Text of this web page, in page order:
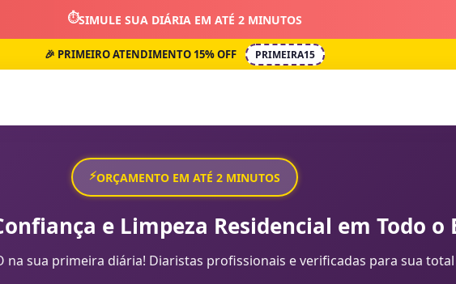
⏱️SIMULE SUA DIÁRIA EM ATÉ 2 MINUTOS
🎉 PRIMEIRO ATENDIMENTO 15% OFF PRIMEIRA15
⚡ORÇAMENTO EM ATÉ 2 MINUTOS
e Limpeza Residencial em Todo o
na sua primeira diária! Diaristas profissionais e verificadas para sua